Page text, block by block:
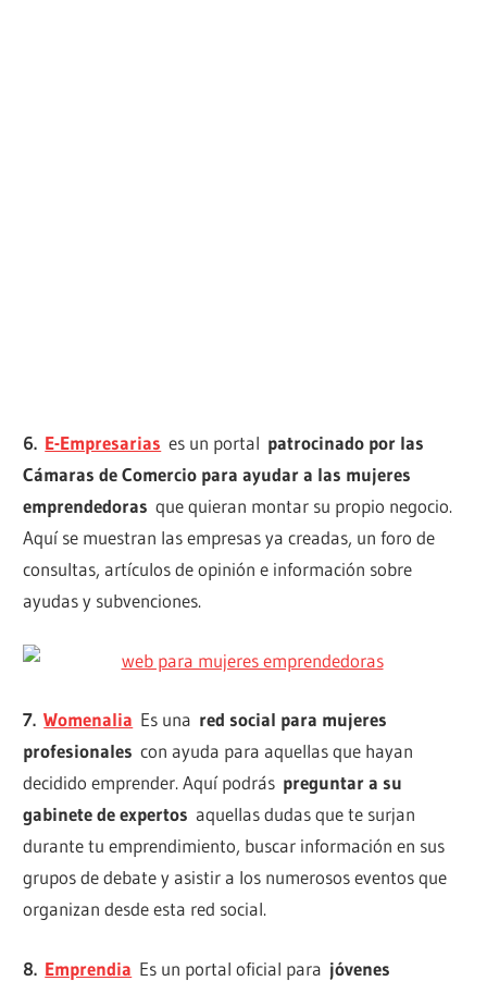
6. E-Empresarias es un portal patrocinado por las
Cámaras de Comercio para ayudar a las mujeres
emprendedoras que quieran montar su propio negocio.
Aquí se muestran las empresas ya creadas, un foro de
consultas, artículos de opinión e información sobre
ayudas y subvenciones.
7.Womenalia Es una red social para mujeres
profesionales con ayuda para aquellas que hayan
decidido emprender. Aquí podrás preguntar a su
gabinete de expertos aquellas dudas que te surjan
durante tu emprendimiento, buscar información en sus
grupos de debate y asistir a los numerosos eventos que
organizan desde esta red social.
8. Emprendia Es un portal oficial para jóvenes